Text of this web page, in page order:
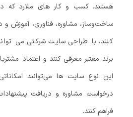
هستند. کسب‌ و کار های ملارد که
ساخت‌وساز، مشاوره، فناوری، آموزش و
کنند، با طراحی سایت شرکتی می‌
برند معتبر معرفی کنند و اعتماد
این نوع سایت‌ ها می‌توانند
درخواست مشاوره و دریافت
فراهم کنند.